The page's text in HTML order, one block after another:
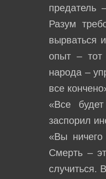
предатель
Разум
вырваться
опыт – тот
народа –
все
«Все
заспорил
«Вы
Смерть –
случиться.